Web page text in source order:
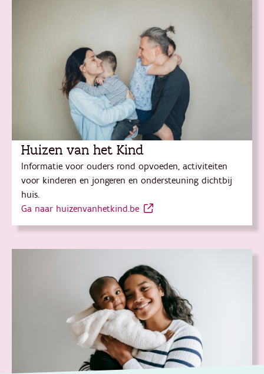
Huizen van het Kind
Informatie voor ouders rond opvoeden, activiteiten
voor kinderen en jongeren en ondersteuning dichtbij
huis.
Ga naar huizenvanhetkind.be